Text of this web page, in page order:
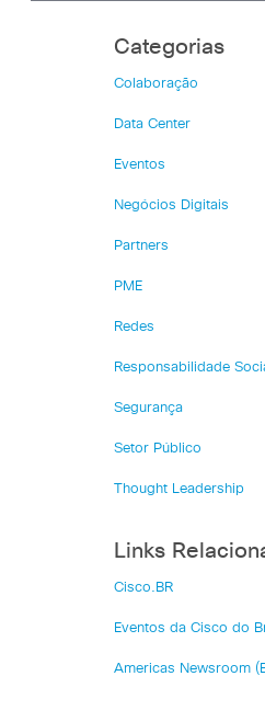
Categorias
Colaboração
Data Center
Eventos
Negócios Digitais
Partners
PME
Redes
Responsabilidade
Segurança
Setor Público
Thought Leadership
Links
Cisco.BR
Eventos da Cisco do
Americas Newsroom